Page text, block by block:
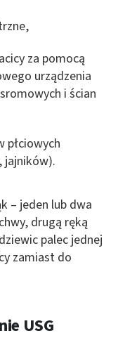
za pomocą
urządzenia
i ścian
płciowych
jajników).
– jeden lub dwa
drugą ręką
palec jednej
zamiast do
USG